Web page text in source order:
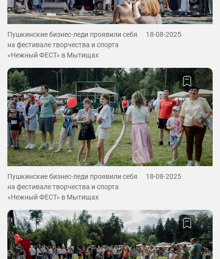
Пушкинские бизнес-леди проявили себя
на фестивале творчества и спорта
«Нежный ФЕСТ» в Мытищах
18-08-2025
Пушкинские бизнес-леди проявили себя
на фестивале творчества и спорта
«Нежный ФЕСТ» в Мытищах
18-08-2025